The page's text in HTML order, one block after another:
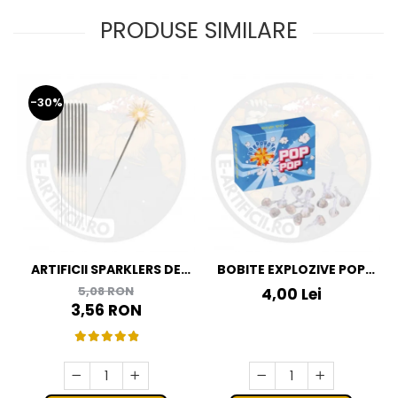
PRODUSE SIMILARE
-30%
ARTIFICII SPARKLERS DE
MANA - STELUTE DE BRAD
16 CM - SET 10 BUC
5,08 RON
3,56 RON
BOBITE EXPLOZIVE POP
POP
4,00 Lei